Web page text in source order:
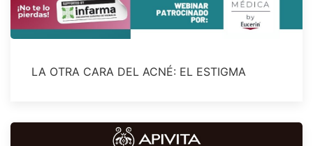
LA OTRA CARA DEL ACNÉ: EL ESTIGMA